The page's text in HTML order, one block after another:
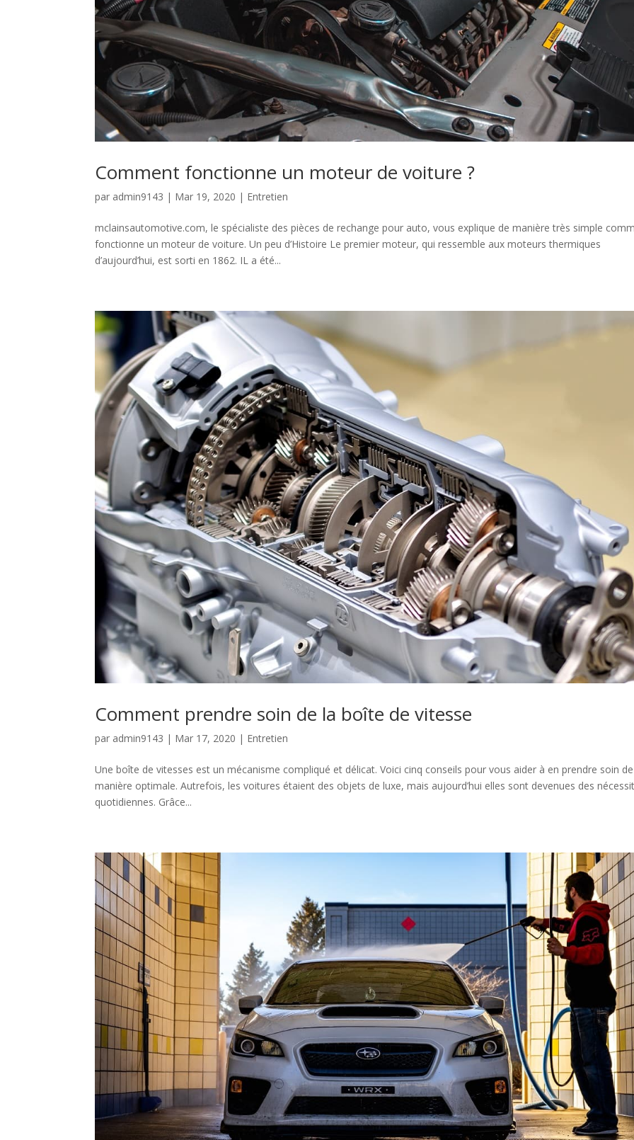
Comment fonctionne un moteur de voiture ?
par admin9143 | Mar 19, 2020 | Entretien
mclainsautomotive.com, le spécialiste des pièces de rechange pour auto, vous explique de manière très simple
fonctionne un moteur de voiture. Un peu d’Histoire Le premier moteur, qui ressemble aux moteurs thermiques
d’aujourd’hui, est sorti en 1862. IL a été...
Comment prendre soin de la boîte de vitesse
par admin9143 | Mar 17, 2020 | Entretien
Une boîte de vitesses est un mécanisme compliqué et délicat. Voici cinq conseils pour vous aider à en prendre soin de
manière optimale. Autrefois, les voitures étaient des objets de luxe, mais aujourd’hui elles sont devenues des
quotidiennes. Grâce...